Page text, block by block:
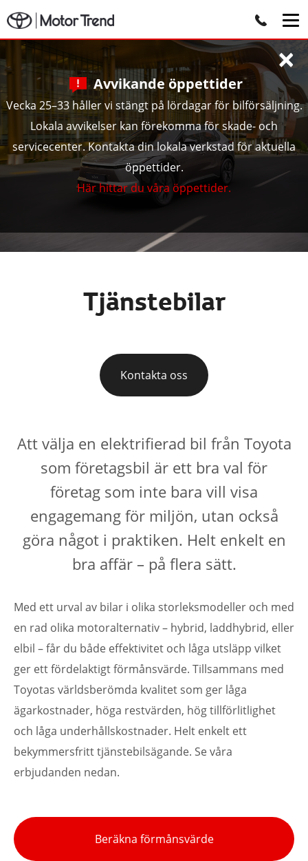
Avvikande öppettider
Vecka 25–33 håller vi stängt på lördagar för bilförsäljning.
Lokala avvikelser kan förekomma för skade- och
servicecenter. Kontakta din lokala verkstad för aktuella
öppettider.
Här hittar du våra öppettider.
×
Tjänstebilar
Kontakta oss
Att välja en elektrifierad bil från Toyota
som företagsbil är ett bra val för
företag som inte bara vill visa
engagemang för miljön, utan också
göra något i praktiken. Helt enkelt en
bra affär – på flera sätt.
Med ett urval av bilar i olika storleksmodeller och med
en rad olika motoralternativ – hybrid, laddhybrid, eller
elbil – får du både effektivitet och låga utsläpp vilket
ger ett fördelaktigt förmånsvärde. Tillsammans med
Toyotas världsberömda kvalitet som ger låga
ägarkostnader, höga restvärden, hög tillförlitlighet
och låga underhållskostnader. Helt enkelt ett
bekymmersfritt tjänstebilsägande. Se våra
erbjudanden nedan.
Beräkna förmånsvärde